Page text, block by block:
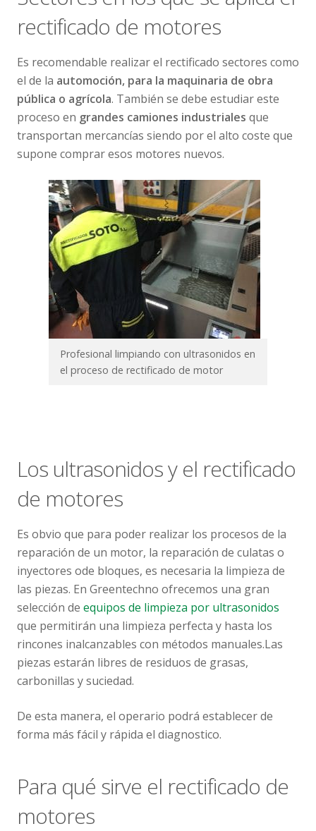
rectificado de motores
Es recomendable realizar el rectificado sectores como
el de la automoción, para la maquinaria de obra
pública o agrícola. También se debe estudiar este
proceso en grandes camiones industriales que
transportan mercancías siendo por el alto coste que
supone comprar esos motores nuevos.
Profesional limpiando con ultrasonidos en
el proceso de rectificado de motor
Los ultrasonidos y el rectificado
de motores
Es obvio que para poder realizar los procesos de la
reparación de un motor, la reparación de culatas o
inyectores ode bloques, es necesaria la limpieza de
las piezas. En Greentechno ofrecemos una gran
selección de equipos de limpieza por ultrasonidos
que permitirán una limpieza perfecta y hasta los
rincones inalcanzables con métodos manuales.Las
piezas estarán libres de residuos de grasas,
carbonillas y suciedad.
De esta manera, el operario podrá establecer de
forma más fácil y rápida el diagnostico.
Para qué sirve el rectificado de
motores